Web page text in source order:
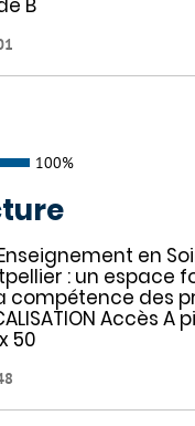
B
100%
en
: un espace
compétence des
Accès A
50